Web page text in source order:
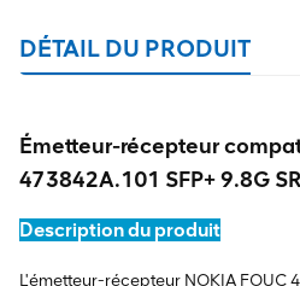
DÉTAIL DU PRODUIT
Émetteur-récepteur
473842A.101 SFP+ 9.8G
Description du produit
L'émetteur-récepteur NOKIA FOUC